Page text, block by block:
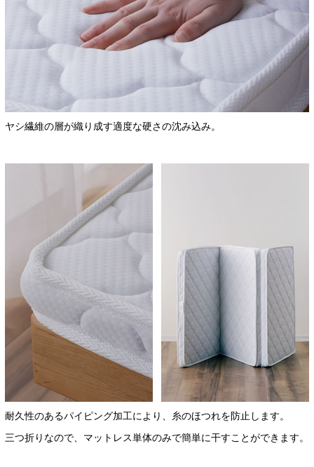
ヤシ繊維の層が織り成す適度な硬さの沈み込み。
耐久性のあるパイピング加工により、糸のほつれを防止します。
三つ折りなので、マットレス単体のみで簡単に干すことができます。